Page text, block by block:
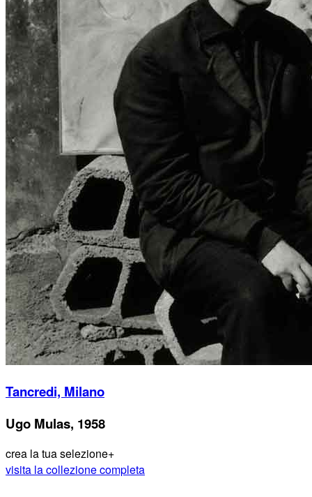
Tancredi, Milano
Ugo Mulas, 1958
crea la tua selezione+
visita la collezione completa